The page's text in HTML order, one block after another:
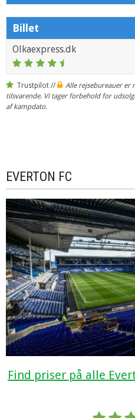
Billet
Olkaexpress.dk
Trustpilot //
Alle rejsebureauer er
tilsvarende. Vi tager forbehold for
af kampdato.
EVERTON FC
Find priser på alle